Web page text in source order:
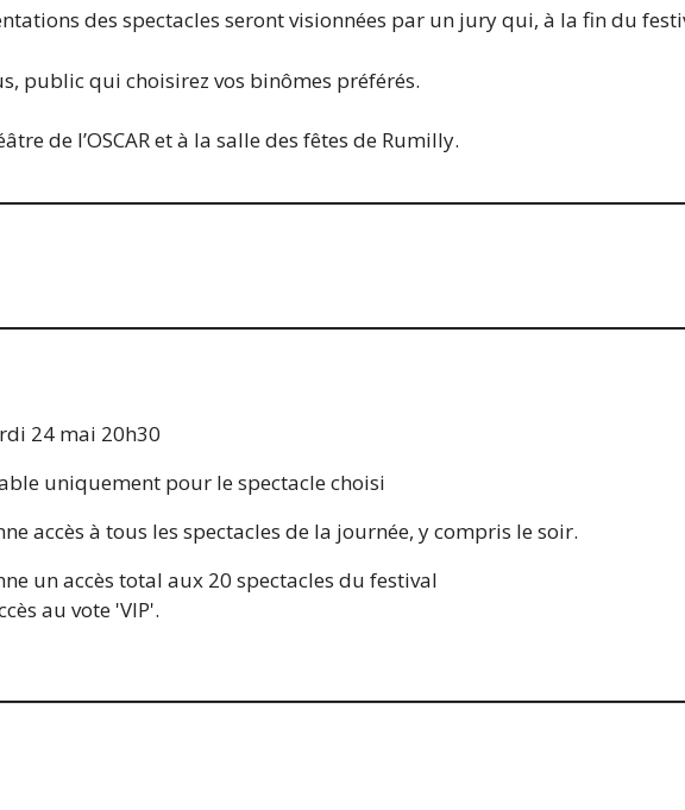
des spectacles seront visionnées par un jury qui, à la fin du
public qui choisirez vos binômes préférés.
de l’OSCAR et à la salle des fêtes de Rumilly.
24 mai 20h30
uniquement pour le spectacle choisi
accès à tous les spectacles de la journée, y compris le soir.
un accès total aux 20 spectacles du festival
au vote 'VIP'.